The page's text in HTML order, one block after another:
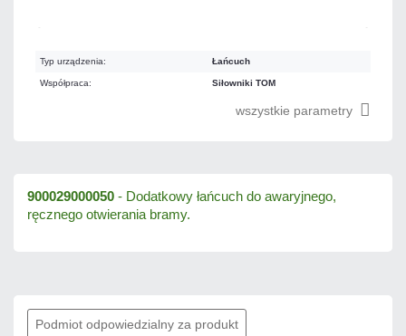
Typ urządzenia: Łańcuch
Współpraca: Siłowniki TOM
wszystkie parametry
900029000050 - Dodatkowy łańcuch do awaryjnego,
ręcznego otwierania bramy.
Podmiot odpowiedzialny za produkt